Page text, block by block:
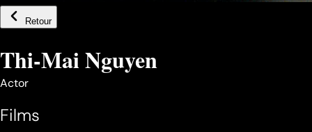
Retour
Thi-Mai Nguyen
Actor
Films